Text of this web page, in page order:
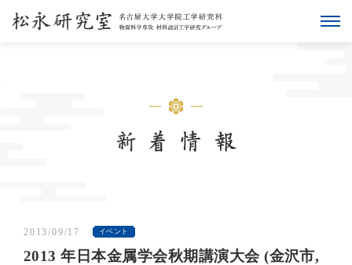
2013/09/17 イベント
2013 年日本金属学会秋期講演大会 (金沢市,